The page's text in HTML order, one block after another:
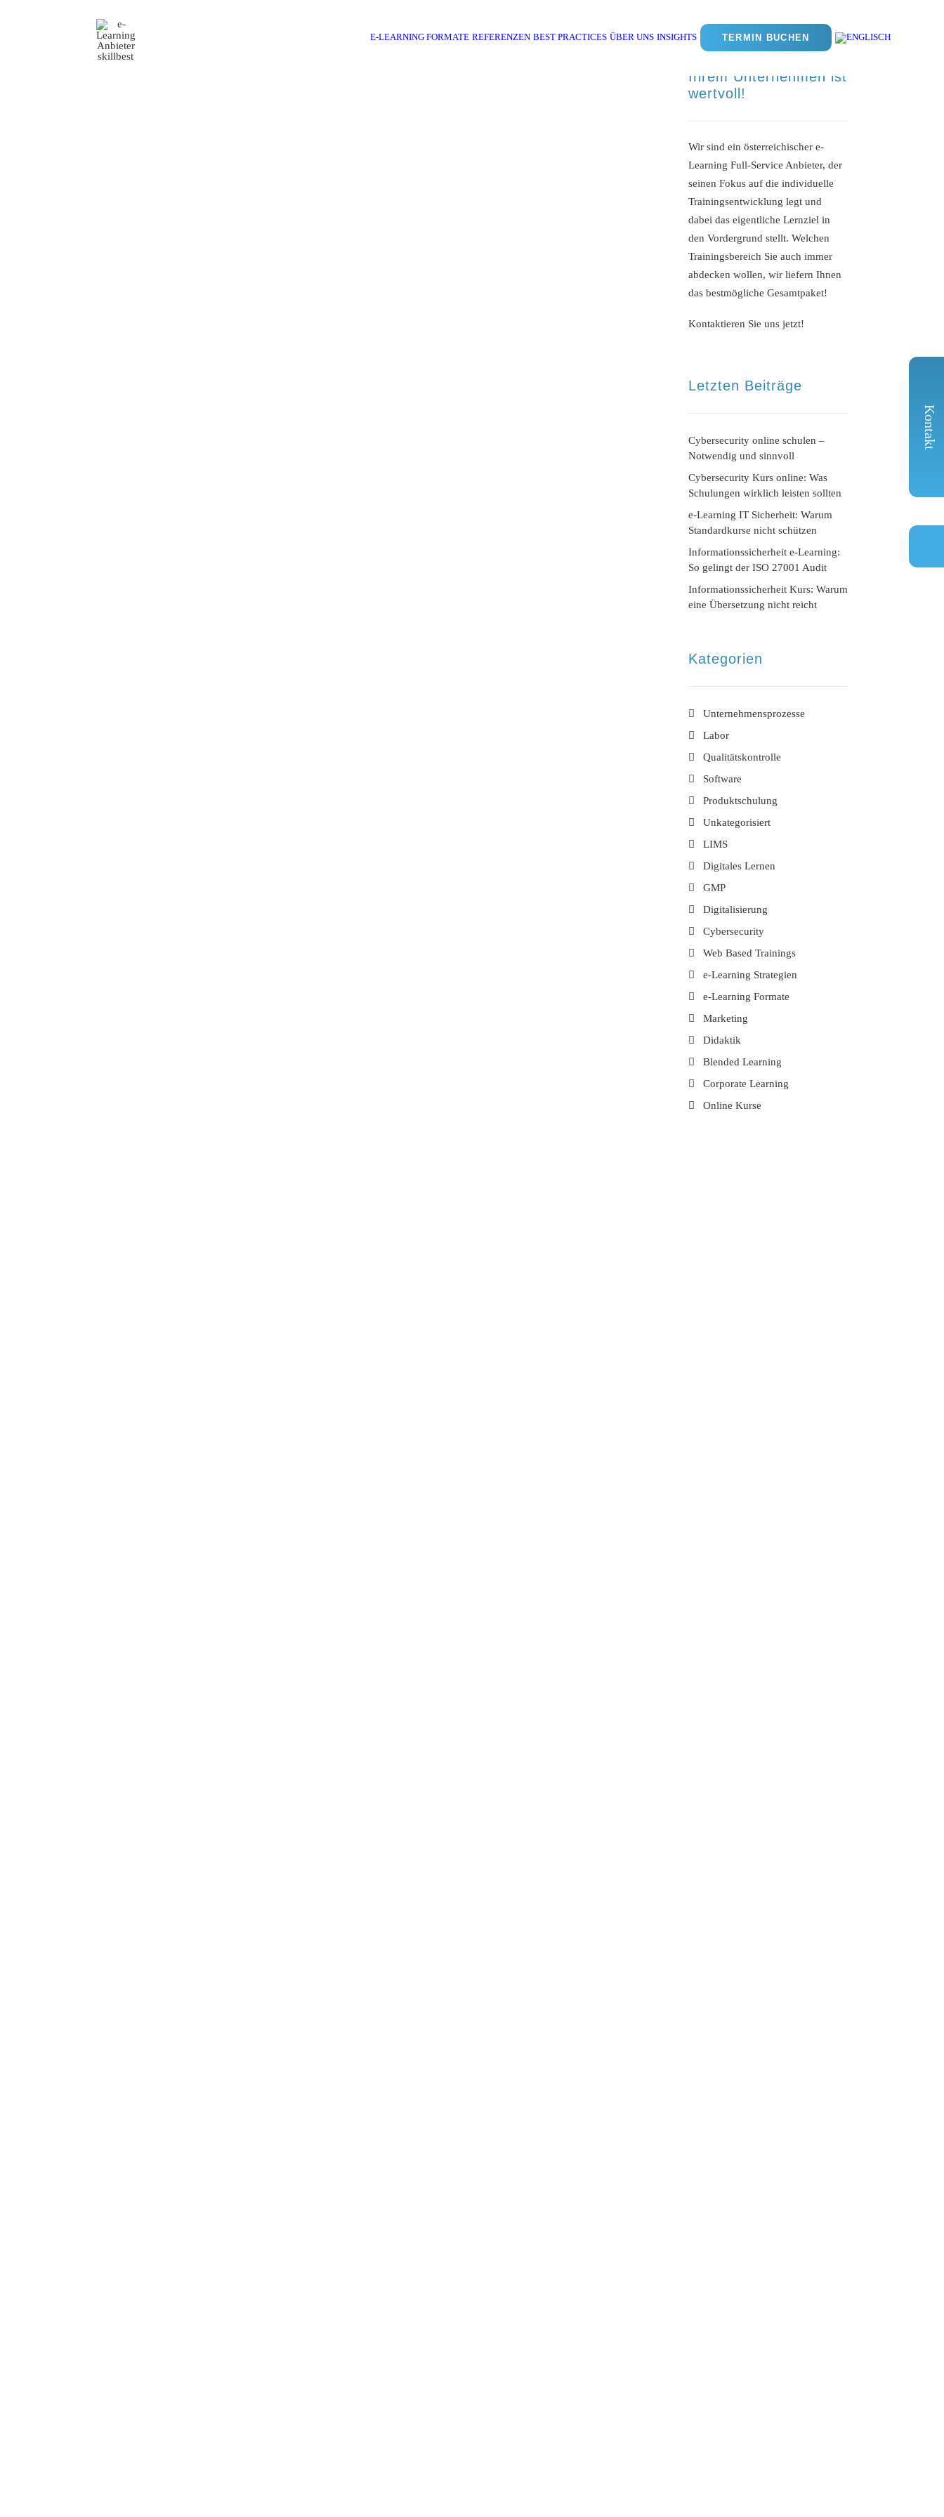
E-LEARNING FORMATE REFERENZEN BEST PRACTICES ÜBER UNS INSIGHTS TERMIN BUCHEN
e-didaktik
Kontakt
Ihrem Unternehmen ist
wertvoll!
Wir sind ein österreichischer e-
Learning Full-Service Anbieter, der
seinen Fokus auf die individuelle
Trainingsentwicklung legt und
dabei das eigentliche Lernziel in
den Vordergrund stellt. Welchen
Trainingsbereich Sie auch immer
abdecken wollen, wir liefern Ihnen
das bestmögliche Gesamtpaket!
Kontaktieren Sie uns jetzt!
Letzten Beiträge
Cybersecurity online schulen –
Notwendig und sinnvoll
Cybersecurity Kurs online: Was
Schulungen wirklich leisten sollten
e-Learning IT Sicherheit: Warum
Standardkurse nicht schützen
Informationssicherheit e-Learning:
So gelingt der ISO 27001 Audit
Informationssicherheit Kurs: Warum
eine Übersetzung nicht reicht
Kategorien
Unternehmensprozesse
Labor
Qualitätskontrolle
Software
Produktschulung
Unkategorisiert
LIMS
Digitales Lernen
GMP
Digitalisierung
Cybersecurity
Web Based Trainings
e-Learning Strategien
e-Learning Formate
Marketing
Didaktik
Blended Learning
Corporate Learning
Online Kurse